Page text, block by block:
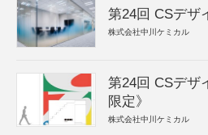
第24回 CSデザ
株式会社中川ケミカル
第24回 CSデザ
限定》
株式会社中川ケミカル